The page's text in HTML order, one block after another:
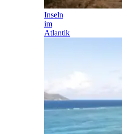
Inseln
im
Atlantik